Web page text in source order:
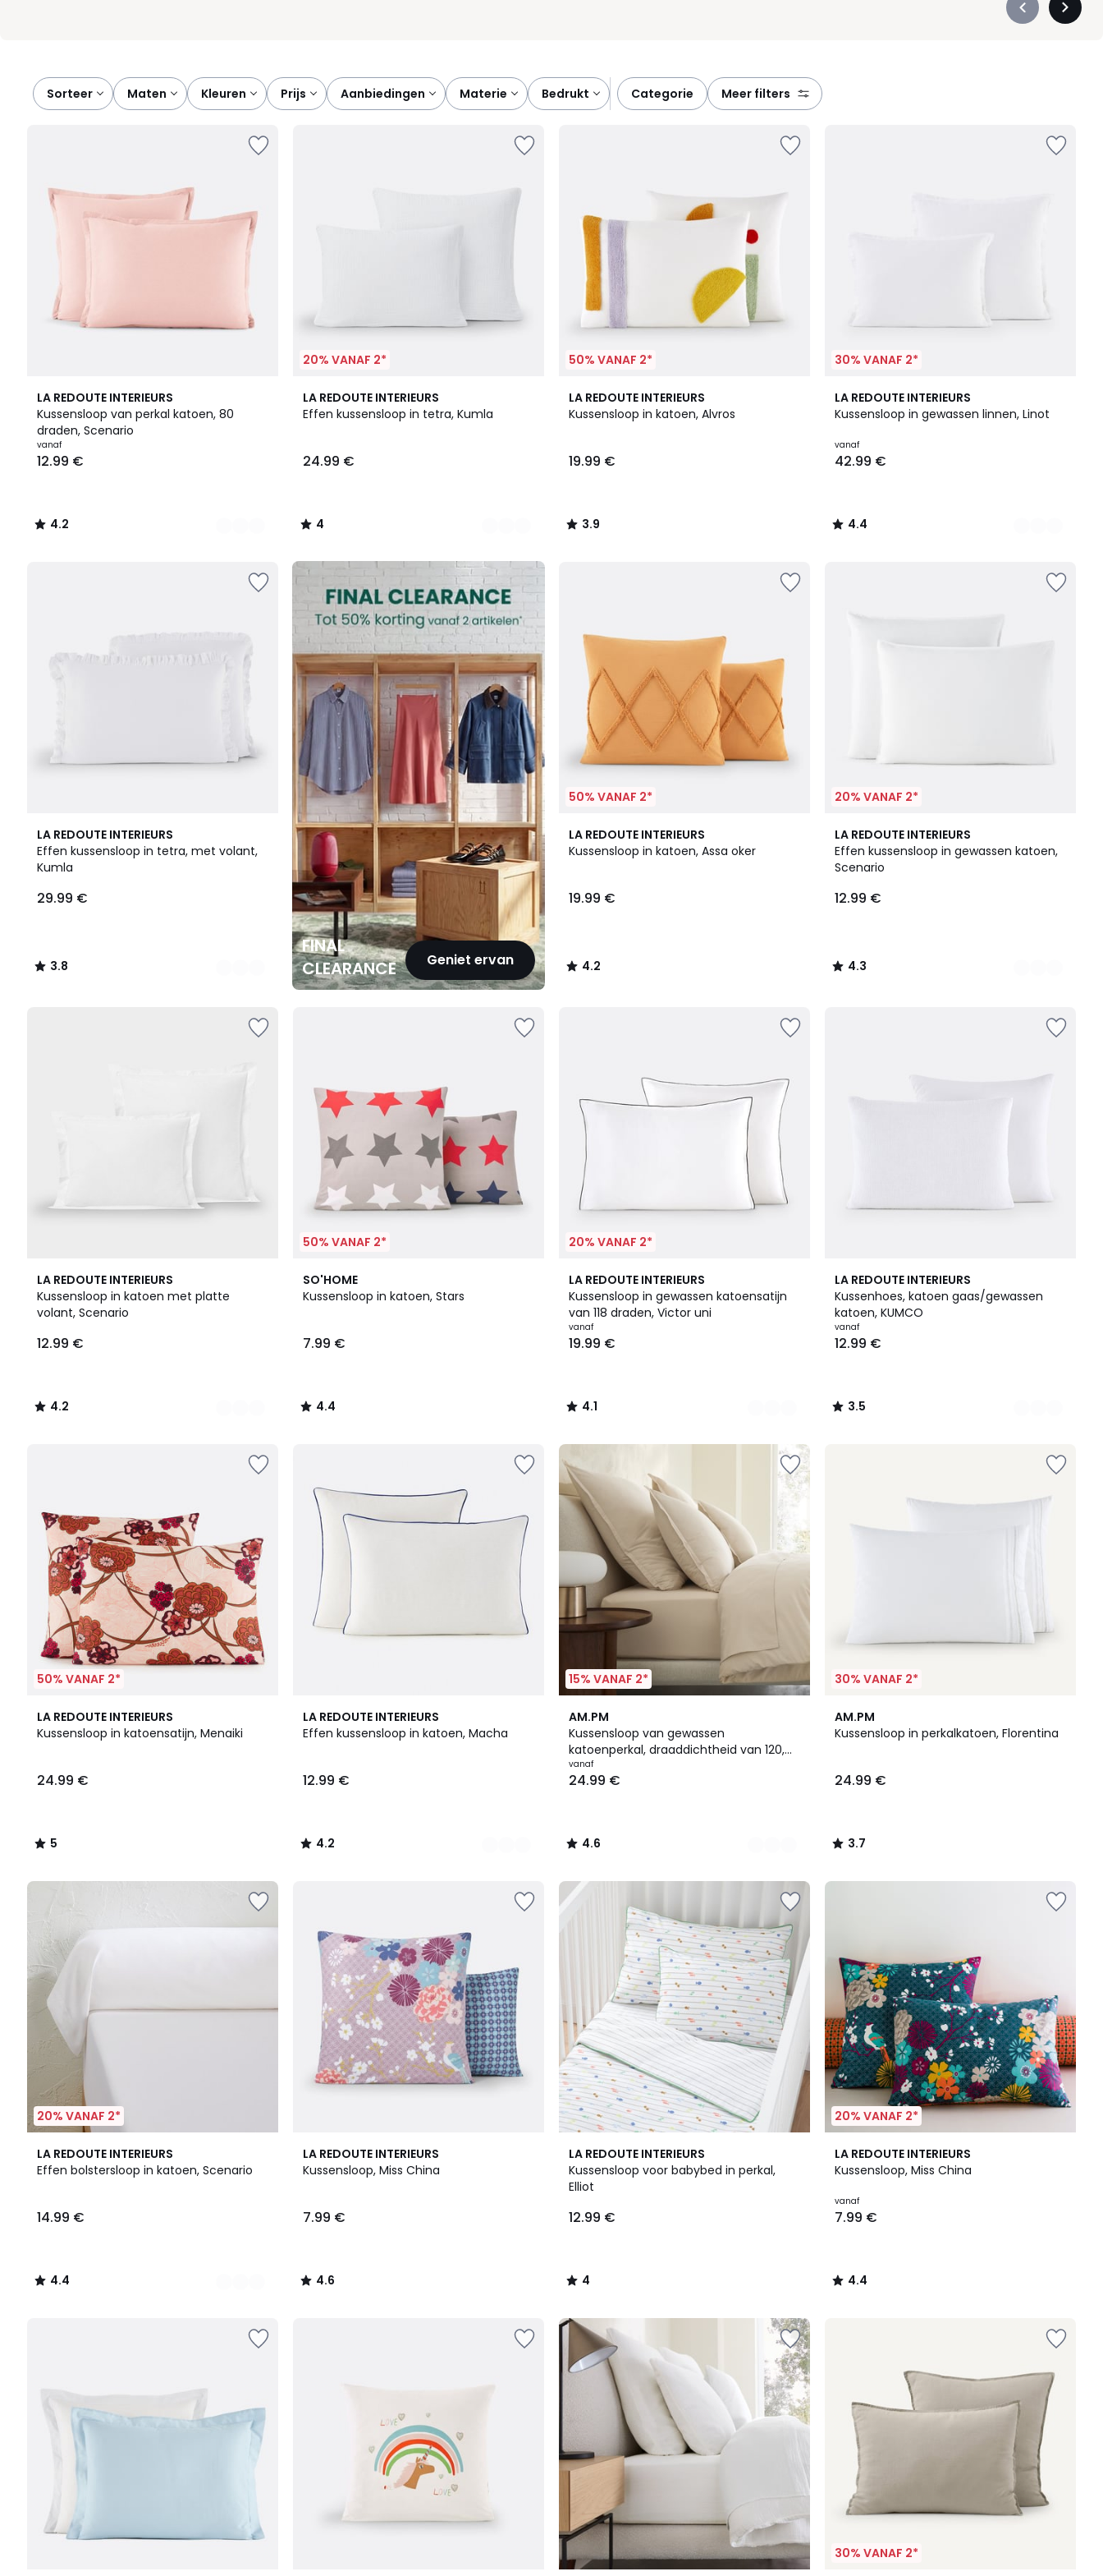
Précédent
Sorteer
maten kleuren prijs aanbiedingen materie bedrukt categorie meer filters
LA REDOUTE INTERIEURS
Kussensloop van perkal katoen, 80
draden, Scenario
Prijs
vanaf
vanaf
12.99 €
4.2
/ 5
22
Kleuren
4.2
/
20% VANAF 2*
LA REDOUTE INTERIEURS
Effen kussensloop in tetra, Kumla
24.99 €
4
/
17
Kleuren
4
/
50% VANAF 2*
LA REDOUTE INTERIEURS
Kussensloop in katoen, Alvros
19.99 €
3.9
/ 5
3.9
/
30% VANAF 2*
LA REDOUTE INTERIEURS
Kussensloop in gewassen linnen, Linot
vanaf
42.99 €
4.4
/ 5
21
Kleuren
4.4
/
LA REDOUTE INTERIEURS
Effen kussensloop in tetra, met volant,
Kumla
29.99 €
3.8
/ 5
15
Kleuren
3.8
/
FINAL
CLEARANCE
Geniet ervan
FINAL
CLEARANCE
50% VANAF 2*
LA REDOUTE INTERIEURS
Kussensloop in katoen, Assa oker
19.99 €
4.2
/ 5
4.2
/
20% VANAF 2*
LA REDOUTE INTERIEURS
Effen kussensloop in gewassen katoen,
Scenario
12.99 €
4.3
/ 5
19
Kleuren
4.3
/
LA REDOUTE INTERIEURS
Kussensloop in katoen met platte
volant, Scenario
12.99 €
4.2
/ 5
21
Kleuren
4.2
/
50% VANAF 2*
SO'HOME
Kussensloop in katoen, Stars
7.99 €
4.4
/ 5
4.4
/
20% VANAF 2*
LA REDOUTE INTERIEURS
Kussensloop in gewassen katoensatijn
van 118 draden, Victor uni
vanaf
19.99 €
4.1
/ 5
11
Kleuren
4.1
/
LA REDOUTE INTERIEURS
Kussenhoes, katoen gaas/gewassen
katoen, KUMCO
vanaf
12.99 €
3.5
/ 5
10
Kleuren
3.5
/
50% VANAF 2*
LA REDOUTE INTERIEURS
Kussensloop in katoensatijn, Menaiki
24.99 €
5
/
5
/
LA REDOUTE INTERIEURS
Effen kussensloop in katoen, Macha
12.99 €
4.2
/ 5
7
Kleuren
4.2
/
15% VANAF 2*
AM.PM
Kussensloop van gewassen
katoenperkal, draaddichtheid van 120,
Sabbal
vanaf
24.99 €
4.6
/ 5
10
Kleuren
4.6
/
30% VANAF 2*
AM.PM
Kussensloop in perkalkatoen, Florentina
24.99 €
3.7
/ 5
3.7
/
20% VANAF 2*
LA REDOUTE INTERIEURS
Effen bolstersloop in katoen, Scenario
14.99 €
4.4
/ 5
18
Kleuren
4.4
/
LA REDOUTE INTERIEURS
Kussensloop, Miss China
7.99 €
4.6
/ 5
4.6
/
LA REDOUTE INTERIEURS
Kussensloop voor babybed in perkal,
Elliot
12.99 €
4
/
5
4
/
20% VANAF 2*
LA REDOUTE INTERIEURS
Kussensloop, Miss China
vanaf
7.99 €
4.4
/ 5
4.4
/
30% VANAF 2*